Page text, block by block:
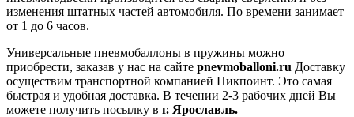
изменения штатных частей автомобиля. По времени занимает
от 1 до 6 часов.
Универсальные пневмобаллоны в пружины можно
приобрести, заказав у нас на сайте pnevmoballoni.ru Доставку
осуществим транспортной компанией Пикпоинт. Это самая
быстрая и удобная доставка. В течении 2-3 рабочих дней Вы
можете получить посылку в г. Ярославль.